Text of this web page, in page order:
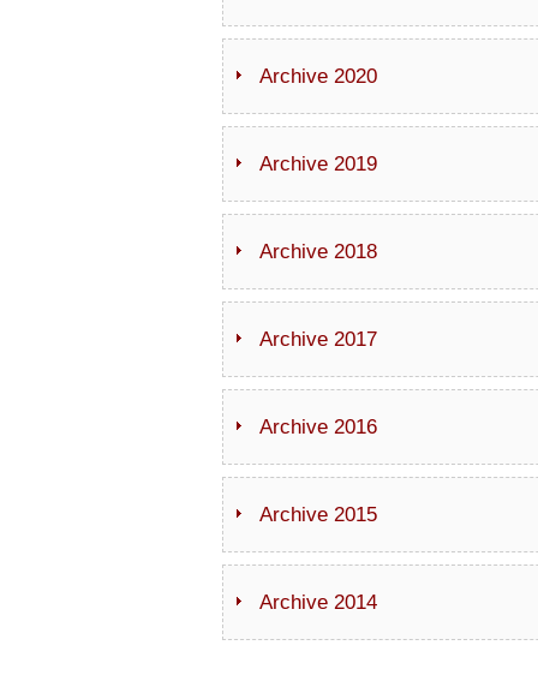
Archive 2020
Archive 2019
Archive 2018
Archive 2017
Archive 2016
Archive 2015
Archive 2014